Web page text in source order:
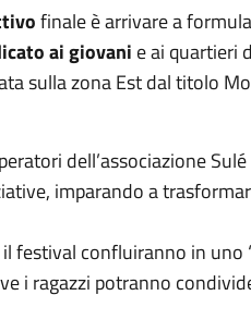
finale è arrivare a
ai giovani e ai quartieri
sulla zona Est dal titolo
dell’associazione
imparando a
confluiranno in uno
i ragazzi potranno